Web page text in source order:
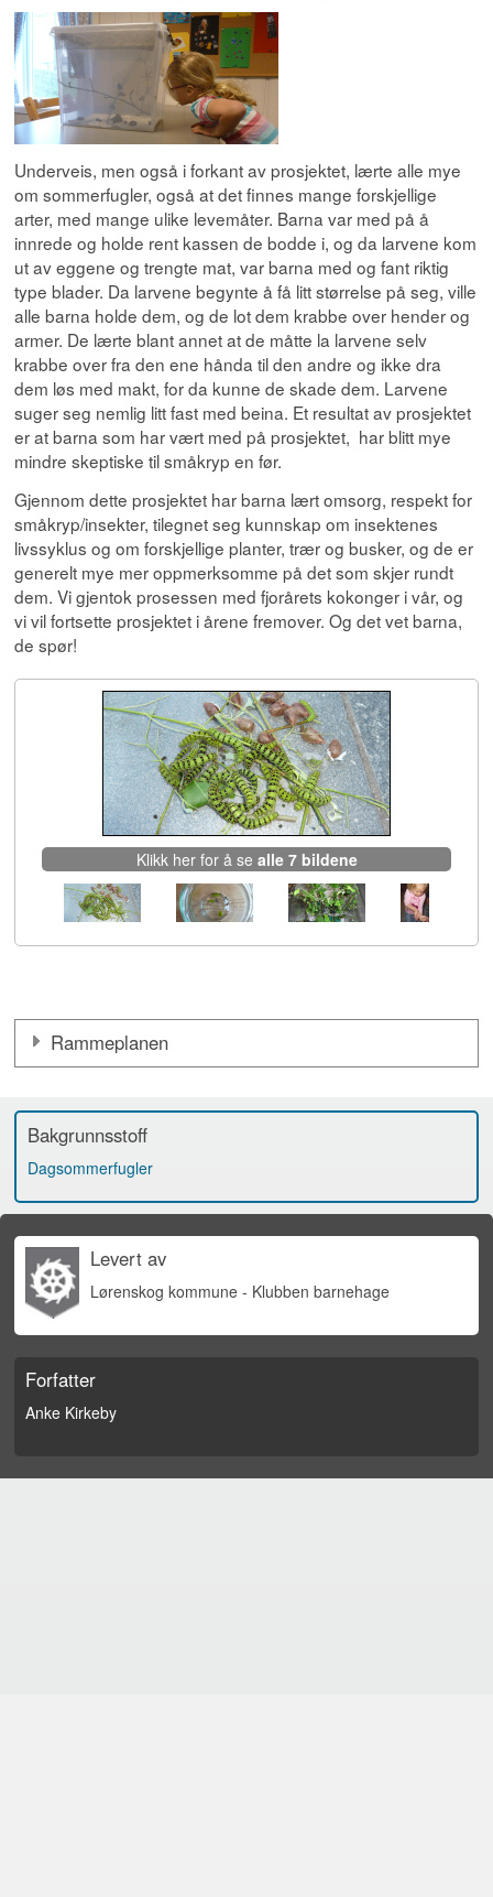
Underveis, men også i forkant av prosjektet, lærte alle mye
om sommerfugler, også at det finnes mange forskjellige
arter, med mange ulike levemåter. Barna var med på å
innrede og holde rent kassen de bodde i, og da larvene kom
ut av eggene og trengte mat, var barna med og fant riktig
type blader. Da larvene begynte å få litt størrelse på seg, ville
alle barna holde dem, og de lot dem krabbe over hender og
armer. De lærte blant annet at de måtte la larvene selv
krabbe over fra den ene hånda til den andre og ikke dra
dem løs med makt, for da kunne de skade dem. Larvene
suger seg nemlig litt fast med beina. Et resultat av prosjektet
er at barna som har vært med på prosjektet, har blitt mye
mindre skeptiske til småkryp en før.
Gjennom dette prosjektet har barna lært omsorg, respekt for
småkryp/insekter, tilegnet seg kunnskap om insektenes
livssyklus og om forskjellige planter, trær og busker, og de er
generelt mye mer oppmerksomme på det som skjer rundt
dem. Vi gjentok prosessen med fjorårets kokonger i vår, og
vi vil fortsette prosjektet i årene fremover. Og det vet barna,
de spør!
Klikk her for å se alle 7 bildene
Rammeplanen
Bakgrunnsstoff
Dagsommerfugler
Levert av
Lørenskog kommune - Klubben barnehage
Forfatter
Anke Kirkeby